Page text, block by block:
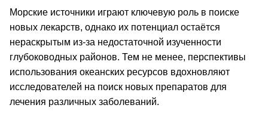
Морские источники играют ключевую роль в поиске
новых лекарств, однако их потенциал остаётся
нераскрытым из-за недостаточной изученности
глубоководных районов. Тем не менее, перспективы
использования океанских ресурсов вдохновляют
исследователей на поиск новых препаратов для
лечения различных заболеваний.